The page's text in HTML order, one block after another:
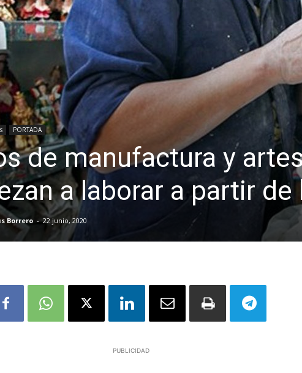
PORTADA
de manufactura y
a laborar a partir de
Borrero - 22 junio, 2020
PUBLICIDAD